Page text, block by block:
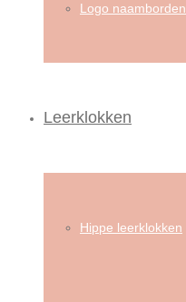
Logo naamborden
Leerklokken
Hippe leerklokken